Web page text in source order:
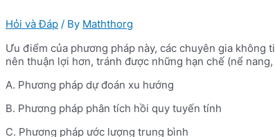
Hỏi và Đáp / By Maththorg
Ưu điểm của phương pháp này, các chuyên gia
nên thuận lợi hơn, tránh được những hạn chế (nể
A. Phương pháp dự đoán xu hướng
B. Phương pháp phân tích hồi quy tuyến tính
C. Phương pháp ước lượng trung bình